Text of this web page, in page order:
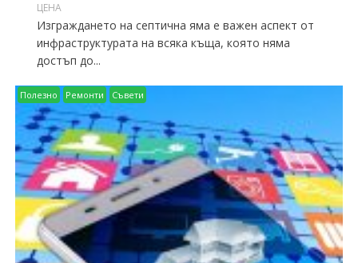
ЦЕНА
Изграждането на септична яма е важен аспект от
инфраструктурата на всяка къща, която няма
достъп до...
Полезно Ремонти Съвети